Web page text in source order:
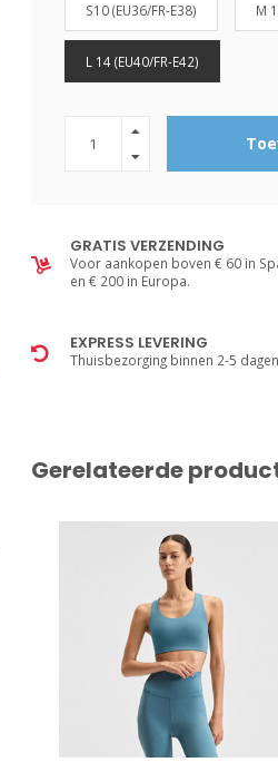
S10 (EU36/FR-E38) M
L 14 (EU40/FR-E42)
GRATIS VERZENDING
Voor aankopen boven € 60 in
en € 200 in Europa.
EXPRESS LEVERING
Thuisbezorging binnen 2-5 dagen
Gerelateerde